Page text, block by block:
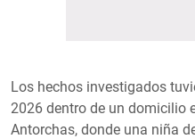
Los hechos investigados
2026 dentro de un domicilio
Antorchas, donde una niña